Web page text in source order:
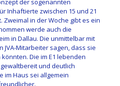
der sogenannten
Inhaftierte zwischen 15 und 21
Zweimal in der Woche gibt es ein
werde auch die
in Dallau. Die unmittelbar mit
Mitarbeiter sagen, dass sie
Die im E1 lebenden
und deutlich
im Haus sei allgemein